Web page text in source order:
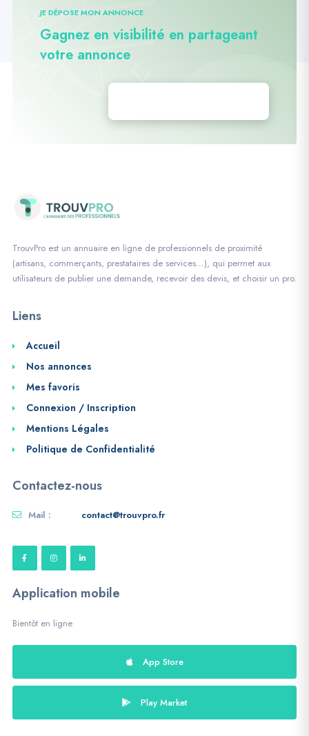
JE DÉPOSE MON ANNONCE
Gagnez en visibilité en partageant
votre annonce
TrouvPro est un annuaire en ligne de professionnels de proximité
(artisans, commerçants, prestataires de services…), qui permet aux
utilisateurs de publier une demande, recevoir des devis, et choisir un pro.
Liens
Accueil
Nos annonces
Mes favoris
Connexion / Inscription
Mentions Légales
Politique de Confidentialité
Contactez-nous
Mail : contact@trouvpro.fr
Application mobile
Bientôt en ligne
App Store
Play Market